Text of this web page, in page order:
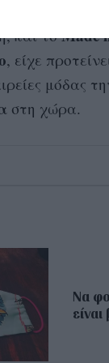
μόνο
και τοMade
, είχε
μόδας
στη χώρα.
Να